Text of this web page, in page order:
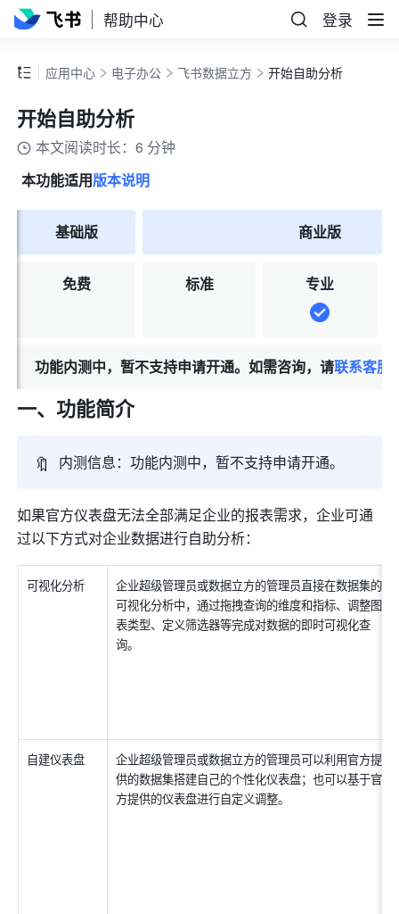
帮助中心 登录
应用中心 电子办公 飞书数据立方 开始自助分析
开始自助分析
本文阅读时长：6 分钟
本功能适用版本说明
基础版
免费
商业版
标准 专业
功能内测中，暂不支持申请开通。如需咨询，请联系客服
一、功能简介
🔖 内测信息：功能内测中，暂不支持申请开通。
如果官方仪表盘无法全部满足企业的报表需求，企业可通
过以下方式对企业数据进行自助分析：
可视化分析
企业超级管理员或数据立方的管理员直接在数据集的
可视化分析中，通过拖拽查询的维度和指标、调整图
表类型、定义筛选器等完成对数据的即时可视化查
询。
自建仪表盘
企业超级管理员或数据立方的管理员可以利用官方提
供的数据集搭建自己的个性化仪表盘；也可以基于官
方提供的仪表盘进行自定义调整。